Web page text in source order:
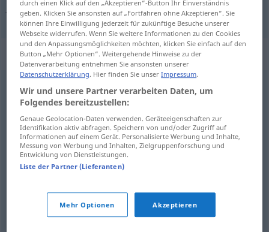
fai → siehe „ fare“
Beispielsätze für "fai"
faicometidicootenepentirai
tu, was ich dir sage, sonst wird es dir noch
leidtun
guai(a te) se non lo fai!
durch einen Klick auf den „Akzeptieren“-Button Ihr Einverständnis
geben. Klicken Sie ansonsten auf „Fortfahren ohne Akzeptieren“. Sie
können Ihre Einwilligung jederzeit für zukünftige Besuche unserer
Webseite widerrufen. Wenn Sie weitere Informationen zu den Cookies
und den Anpassungsmöglichkeiten möchten, klicken Sie einfach auf den
Button „Mehr Optionen“. Weitergehende Hinweise zu der
Datenverarbeitung entnehmen Sie ansonsten unserer
Datenschutzerklärung. Hier finden Sie unserImpressum.
Wir und unsere Partner verarbeiten Daten, um
Folgendes bereitzustellen:
Genaue Geolocation-Daten verwenden. Geräteeigenschaften zur
Identifikation aktiv abfragen. Speichern von und/oder Zugriff auf
Informationen auf einem Gerät. Personalisierte Werbung und Inhalte,
Messung von Werbung und Inhalten, Zielgruppenforschung und
Entwicklung von Dienstleistungen.
Liste der Partner (Lieferanten)
Mehr Optionen Akzeptieren